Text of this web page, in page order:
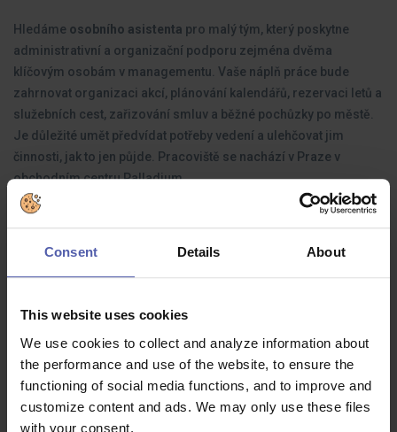
Consent Details About
This website uses cookies
We use cookies to collect and analyze information about
the performance and use of the website, to ensure the
functioning of social media functions, and to improve and
customize content and ads. We may only use these files
with your consent.
Hledáme osobního asistenta pro malý tým, který poskytne
administrativní a organizační podporu zejména dvěma
klíčovým osobám v managementu. Vaše náplň práce bude
zahrnovat organizaci akcí, plánování kalendářů, rezervaci letů a
služebních cest, zařizování smluv a běžné pochůzky po městě.
Je důležité umět předvídat potřeby vedení a ulehčovat jim
činnosti, jak to jen půjde. Pracoviště se nachází v Praze v
obchodním centru Palladium.
Jaké zkušenosti byste měli mít:
Schopnost efektivně komunikovat v anglickém jazyce
(jedna z majitelek mluví jen anglicky).
Zkušenosti na obdobné pozici jsou výhodou, ale ne
podmínkou.